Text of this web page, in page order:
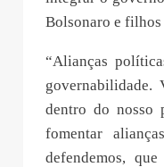
Bolsonaro e
“Alianças
governabilidade.
dentro do nosso
fomentar
defendemos,